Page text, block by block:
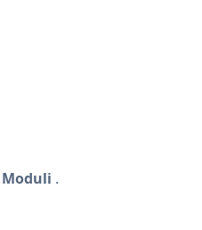
Moduli .